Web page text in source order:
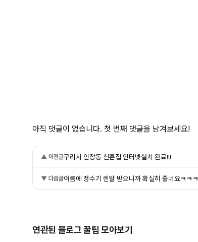
아직 댓글이 없습니다. 첫 번째 댓글을 남겨보세요!
▲ 이전글구리시 인창동 신혼집 인터넷설치 완료!!!
▼ 다음글여름에 정수기 렌탈 받으니까 확실히 좋네요ㅋㅋㅋ
연관된 블로그 꿀팁 모아보기